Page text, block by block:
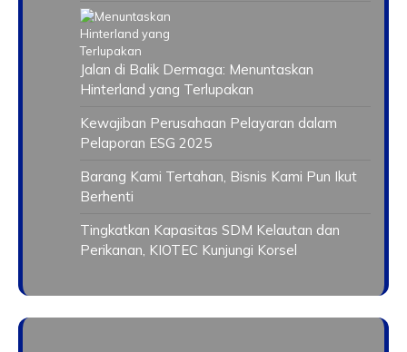
Jalan di Balik Dermaga: Menuntaskan
Hinterland yang Terlupakan
Kewajiban Perusahaan Pelayaran dalam
Pelaporan ESG 2025
Barang Kami Tertahan, Bisnis Kami Pun Ikut
Berhenti
Tingkatkan Kapasitas SDM Kelautan dan
Perikanan, KIOTEC Kunjungi Korsel